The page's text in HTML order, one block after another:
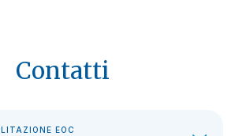
Contatti
EOC